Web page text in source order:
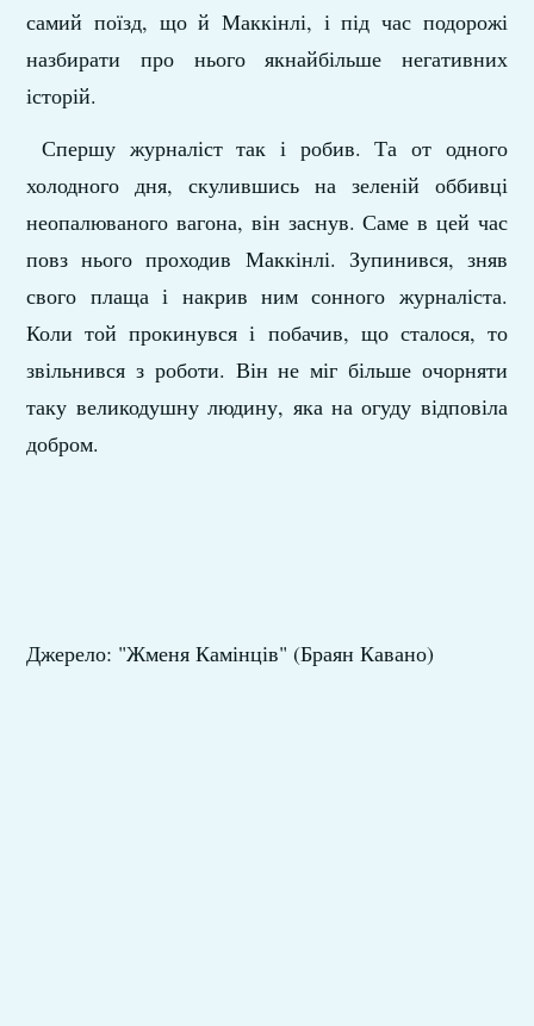
самий поїзд, що й Маккінлі, і під час подорожі
назбирати про нього якнайбільше негативних
історій.
Спершу журналіст так і робив. Та от одного
холодного дня, скулившись на зеленій оббивці
неопалюваного вагона, він заснув. Саме в цей час
повз нього проходив Маккінлі. Зупинився, зняв
свого плаща і накрив ним сонного журналіста.
Коли той прокинувся і побачив, що сталося, то
звільнився з роботи. Він не міг більше очорняти
таку великодушну людину, яка на огуду відповіла
добром.
Джерело: "Жменя Камінців" (Браян Кавано)